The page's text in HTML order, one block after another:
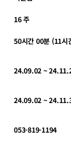
16 주
50시간 00분 (11시
24.09.02 ~
24.09.02 ~
053-819-1194